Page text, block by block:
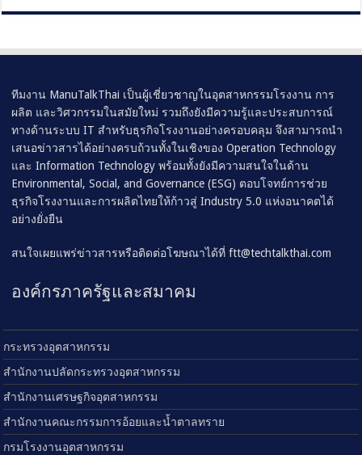
ทีมงาน ManuTalkThai เป็นผู้เชี่ยวชาญในอุตสาหกรรมโรงงาน การ
ผลิต และวิศวกรรมในสมัยใหม่ รวมถึงยังมีความรู้และประสบการณ์
ทางด้านระบบ IT สำหรับธุรกิจโรงงานอย่างครอบคลุม จึงสามารถนำ
เสนอข่าวสารได้อย่างครบถ้วนทั้งในเชิงของ Operation Technology
และ Information Technology พร้อมทั้งยังมีความสนใจในด้าน
Environmental, Social, and Governance (ESG) ตอบโจทย์การช่วย
ธุรกิจโรงงานและการผลิตไทยให้ก้าวสู่ Industry 5.0 แห่งอนาคตได้
อย่างยั่งยืน
สนใจเผยแพร่ข่าวสารหรือติดต่อโฆษณาได้ที่ftt@techtalkthai.com
องค์กรภาครัฐและสมาคม
กระทรวงอุตสาหกรรม
สำนักงานปลัดกระทรวงอุตสาหกรรม
สำนักงานเศรษฐกิจอุตสาหกรรม
สำนักงานคณะกรรมการอ้อยและน้ำตาลทราย
กรมโรงงานอุตสาหกรรม